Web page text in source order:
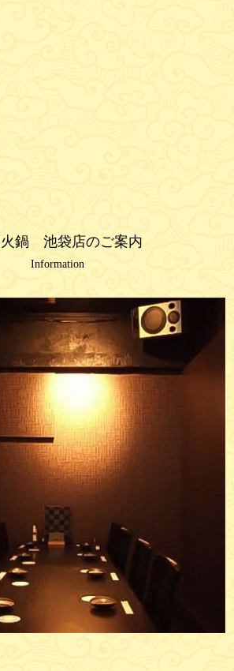
鍋 池袋店のご案内
Information